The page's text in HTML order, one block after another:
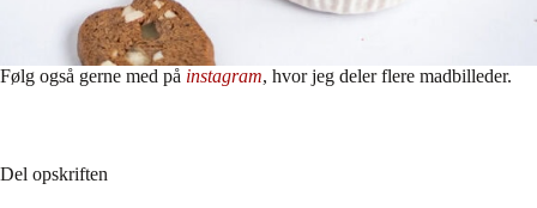
Følg også gerne med på instagram, hvor jeg deler flere madbilleder.
Del opskriften